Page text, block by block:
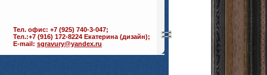
Тел. офис: +7 (925) 740-3-047;
Тел.:+7 (916) 172-8224 Екатерина (дизайн);
E-mail: sgravury@yandex.ru